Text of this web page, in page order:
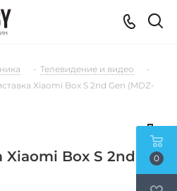
- Телевидение и видео
-
Xiaomi Box S 2nd Gen (MDZ-
Xiaomi Box S 2nd
0